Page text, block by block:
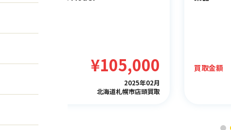
買取金額 ¥36,700
2025年03月
宮城県仙台市店頭買取
買取金額